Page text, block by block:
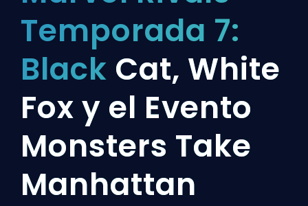
Temporada 7:
Black Cat, White
Fox y el Evento
Monsters Take
Manhattan